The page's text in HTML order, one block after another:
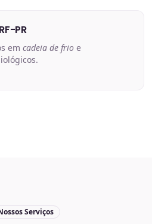
PR
emcadeia de frio e
Serviços